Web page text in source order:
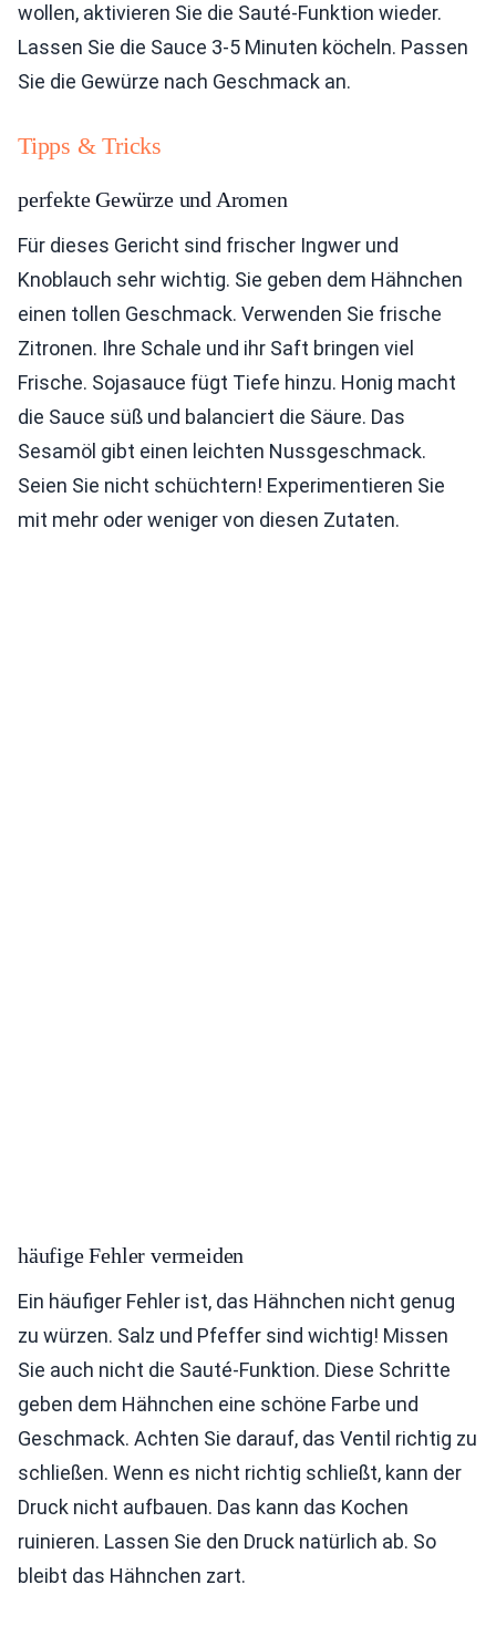
wollen, aktivieren Sie die Sauté-Funktion wieder.
Lassen Sie die Sauce 3-5 Minuten köcheln. Passen
Sie die Gewürze nach Geschmack an.
Tipps & Tricks
perfekte Gewürze und Aromen
Für dieses Gericht sind frischer Ingwer und
Knoblauch sehr wichtig. Sie geben dem Hähnchen
einen tollen Geschmack. Verwenden Sie frische
Zitronen. Ihre Schale und ihr Saft bringen viel
Frische. Sojasauce fügt Tiefe hinzu. Honig macht
die Sauce süß und balanciert die Säure. Das
Sesamöl gibt einen leichten Nussgeschmack.
Seien Sie nicht schüchtern! Experimentieren Sie
mit mehr oder weniger von diesen Zutaten.
häufige Fehler vermeiden
Ein häufiger Fehler ist, das Hähnchen nicht genug
zu würzen. Salz und Pfeffer sind wichtig! Missen
Sie auch nicht die Sauté-Funktion. Diese Schritte
geben dem Hähnchen eine schöne Farbe und
Geschmack. Achten Sie darauf, das Ventil richtig zu
schließen. Wenn es nicht richtig schließt, kann der
Druck nicht aufbauen. Das kann das Kochen
ruinieren. Lassen Sie den Druck natürlich ab. So
bleibt das Hähnchen zart.